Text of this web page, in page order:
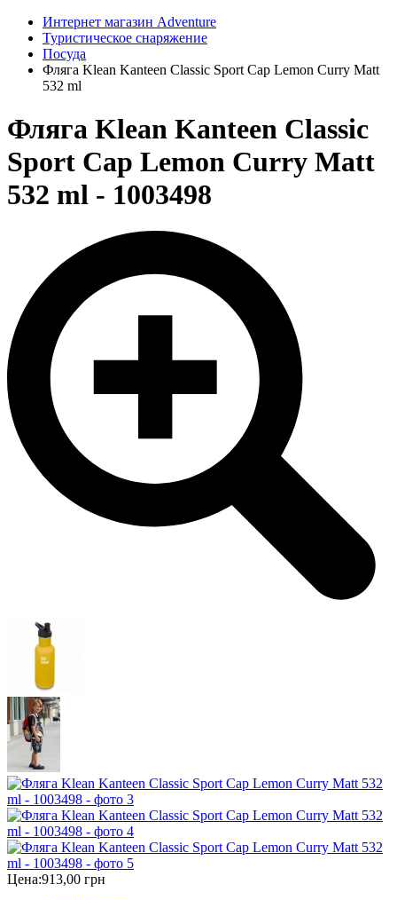
Интернет магазин Adventure
Туристическое снаряжение
Посуда
Фляга Klean Kanteen Classic Sport Cap Lemon Curry Matt
532 ml
Фляга Klean Kanteen Classic
Sport Cap Lemon Curry Matt
532 ml - 1003498
Цена:913,00 грн